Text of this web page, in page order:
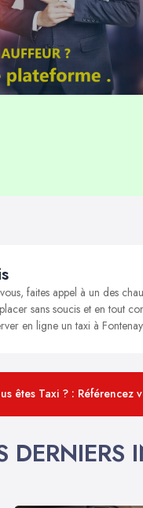
faites appel à un des
sans soucis et en tout
en ligne un taxi à
êtes Taxi ? : Référencez
DERNIERS